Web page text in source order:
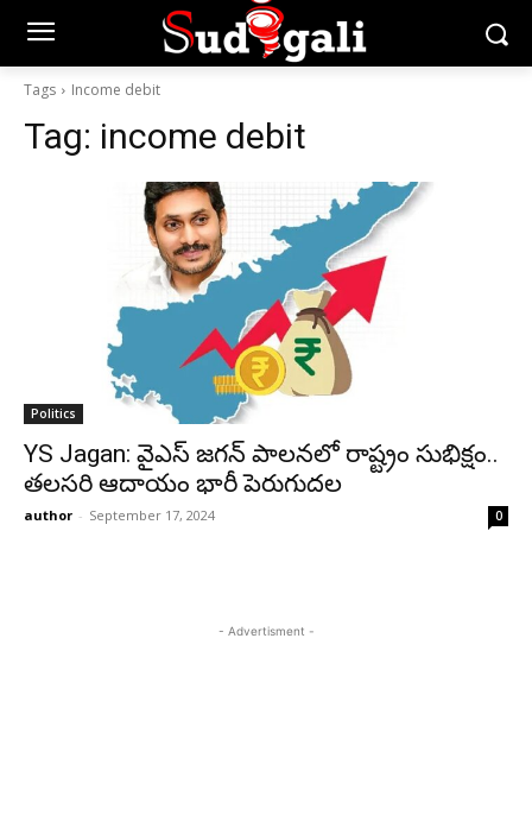
Tags Income debit
Tag: income debit
Politics
YS Jagan: వైఎస్ జగన్‌ పాలనలో రాష్ట్రం సుభిక్షం..
తలసరి ఆదాయం భారీ పెరుగుదల
author - September 17, 2024 0
- Advertisment -